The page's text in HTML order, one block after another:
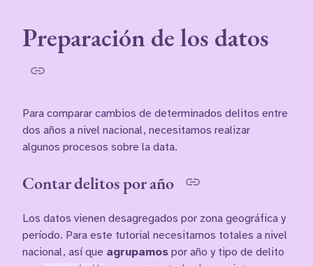
Preparación de los datos
Para comparar cambios de determinados delitos entre
dos años a nivel nacional, necesitamos realizar
algunos procesos sobre la data.
Contar delitos por año
Los datos vienen desagregados por zona geográfica y
período. Para este tutorial necesitamos totales a nivel
nacional, así que agrupamos por año y tipo de delito